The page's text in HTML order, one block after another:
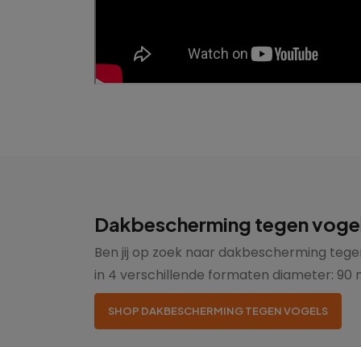
Dakbescherming tegen
Ben jij op zoek naar dakbescherming
in 4 verschillende formaten diameter: 90
SHOP DAKBESCHERMING TEGEN VOGELS